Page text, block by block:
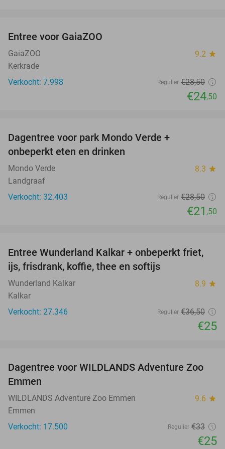
Entree voor GaiaZOO
GaiaZOO 9.2 star
Kerkrade
Verkocht: 7.998
Regulier €28,50
€24,50
Dagentree voor park Mondo Verde +
onbeperkt eten en drinken
Mondo Verde 8.3 star
Landgraaf
Verkocht: 32.403
Regulier €28,50
€21 ,50
32%
Entree Wunderland Kalkar + onbeperkt friet,
ijs, frisdrank, koffie, thee en softijs
Wunderland Kalkar 8.9 star
Kalkar
Verkocht: 27.346
Regulier €36,50
€25
24%
Dagentree voor WILDLANDS Adventure Zoo
Emmen
WILDLANDS Adventure Zoo Emmen 9.6 star
Emmen
Verkocht: 17.500
Regulier €33
€25